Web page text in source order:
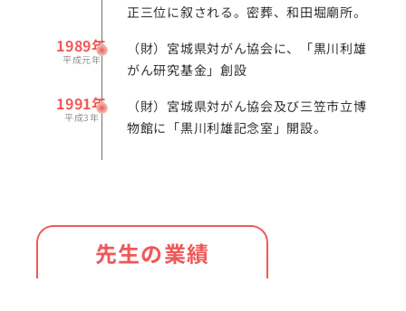
正三位に叙される。密葬、和田堀廟所。
1989年
平成元年
（財）宮城県対がん協会に、「黒川利雄
がん研究基金」創設
1991年
平成3年
（財）宮城県対がん協会及び三笠市立博
物館に「黒川利雄記念室」開設。
先生の業績